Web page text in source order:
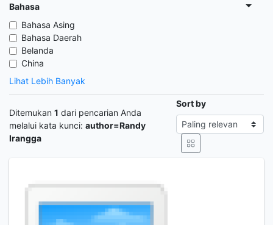
Bahasa
Bahasa Asing
Bahasa Daerah
Belanda
China
Lihat Lebih Banyak
Ditemukan 1 dari pencarian Anda
melalui kata kunci: author=Randy
Irangga
Sort by